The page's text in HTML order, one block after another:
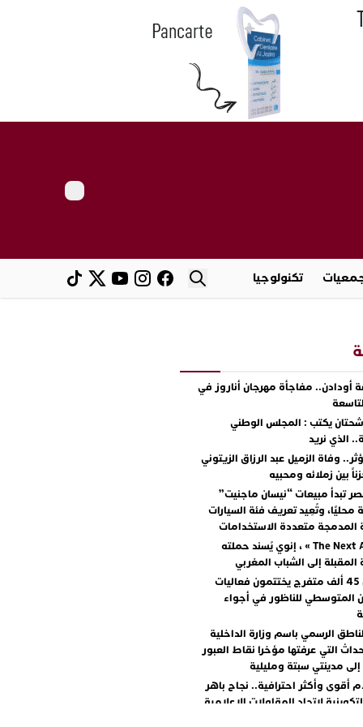
تكنولوجيا
أودادن.. مفاجأة مهرجان أناروز في
يكتب : المجلس الوطني
الذي نريد
وفاة الزميل عبد الرزاق الزيتوني
بين زملائه ومحبيه
تبدأ مبيعات “نيسان ماجنيت”
محليًا، وتُعِيد تعريف فئة السيارات
المدمجة متعددة الاستخدامات
مع « The Next Ad » ، إنوي يُسند حملته
المقبلة إلى الشباب المغربي
أكثر من 45 ألف متفرج يختتمون فعاليات
المتوسطي للناظور في أجواء
الرسمي باسم وزارة الداخلية
التي عرفتها مؤخرا نقاط العبور
إلى مدينتي سبتة ومليلية
أقوى وأكثر احترافية.. نجاح باهر
لاتحاد المقاولات الإعلامية